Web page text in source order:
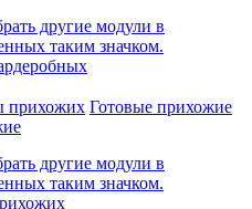
другие модули в
таким значком.
прихожих Готовые прихожие
другие модули в
таким значком.